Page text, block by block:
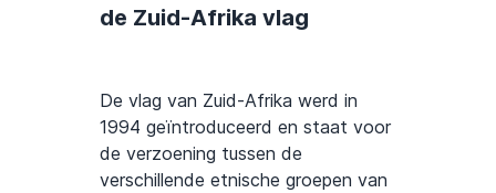
de Zuid-Afrika vlag
De vlag van Zuid-Afrika werd in
1994 geïntroduceerd en staat voor
de verzoening tussen de
verschillende etnische groepen van